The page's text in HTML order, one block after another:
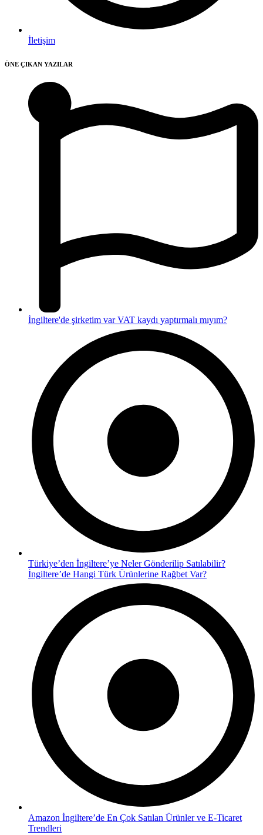
İletişim
ÖNE ÇIKAN YAZILAR
İngiltere'de şirketim var VAT kaydı yaptırmalı mıyım?
Türkiye’den İngiltere’ye Neler Gönderilip Satılabilir?
İngiltere’de Hangi Türk Ürünlerine Rağbet Var?
Amazon İngiltere’de En Çok Satılan Ürünler ve E-Ticaret
Trendleri